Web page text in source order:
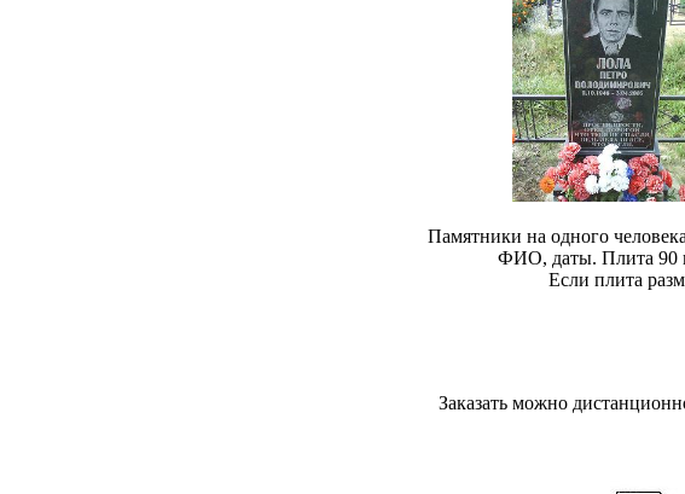
Памятники на одного
ФИО, даты. Плита 90
Если плита
Заказать можно